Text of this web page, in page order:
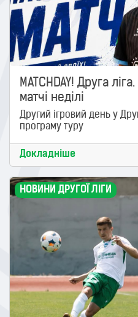
MATCHDAY! Друга
матчі неділі
Другий ігровий день у
програму туру
Докладніше
НОВИНИ ДРУГОЇ ЛІГИ